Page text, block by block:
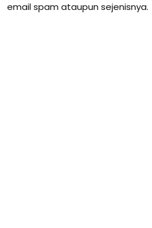
email spam ataupun sejenisnya.